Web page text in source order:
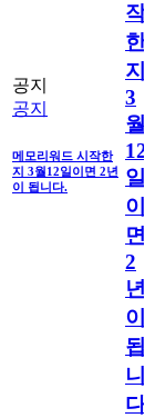
공지
공지
메모리워드 시작한
지 3월12일이면 2년
이 됩니다.
작
한
지
3
월
12
일
이
면
2
년
이
됩
니
다.